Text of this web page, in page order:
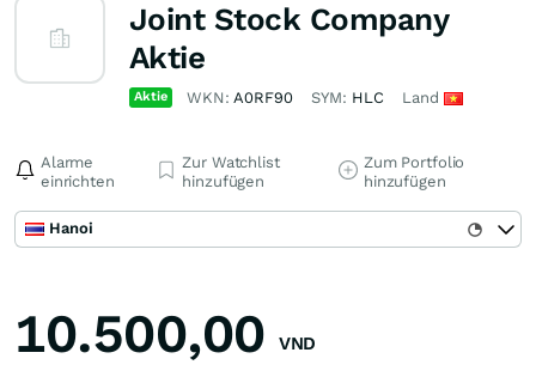
Joint Stock Company
Aktie
Aktie WKN:A0RF90 SYM: HLC Land
Alarme
einrichten
Zur Watchlist
hinzufügen
Zum Portfolio
hinzufügen
Hanoi
10.500,00 VND